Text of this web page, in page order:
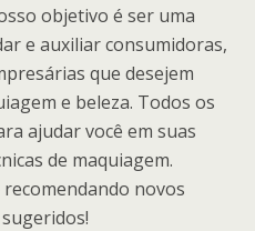
objetivo é ser uma
e auxiliar consumidoras,
que desejem
e beleza. Todos os
ajudar você em suas
de maquiagem.
novos